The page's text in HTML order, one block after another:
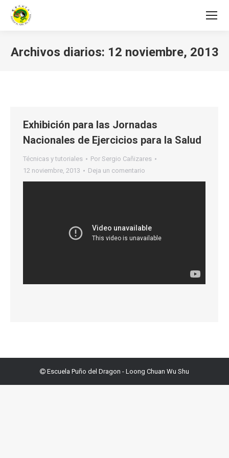
Archivos diarios: 12 noviembre, 2013
Exhibición para las Jornadas
Nacionales de Ejercicios para la Salud
Técnicas y tutoriales Por Sergio Cañizares
12 noviembre, 2013
Deja un comentario
Escuela Puño del Dragon - Loong Chuan Wu Shu